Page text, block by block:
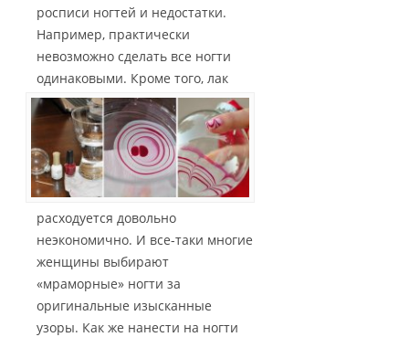
росписи ногтей и недостатки.
Например, практически
невозможно сделать все ногти
одинаковыми. Кроме того, лак
расходуется довольно
неэкономично. И все-таки многие
женщины выбирают
«мраморные» ногти за
оригинальные изысканные
узоры. Как же нанести на ногти